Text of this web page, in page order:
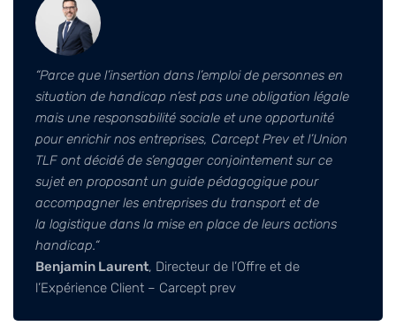
“Parce que l’insertion dans l’emploi de personnes en
situation de handicap n’est pas une obligation légale
mais une responsabilité sociale et une opportunité
pour enrichir nos entreprises, Carcept Prev et l’Union
TLF ont décidé de s’engager conjointement sur ce
sujeten proposant un guide pédagogique pour
accompagner les entreprises du transport et de
la logistique dans la mise en place de leurs actions
handicap.“
Benjamin Laurent, Directeur de l’Offre et de
l’Expérience Client – Carcept prev